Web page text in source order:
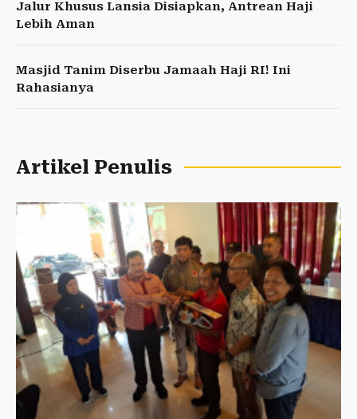
Jalur Khusus Lansia Disiapkan, Antrean Haji
Lebih Aman
Masjid Tanim Diserbu Jamaah Haji RI! Ini
Rahasianya
Artikel Penulis